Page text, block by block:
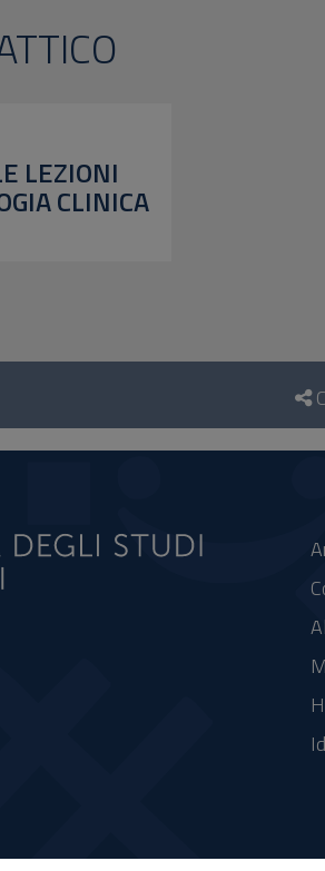
LEZIONI
CLINICA